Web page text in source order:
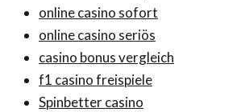
online casino sofort
online casino seriös
casino bonus vergleich
f1 casino freispiele
Spinbetter casino